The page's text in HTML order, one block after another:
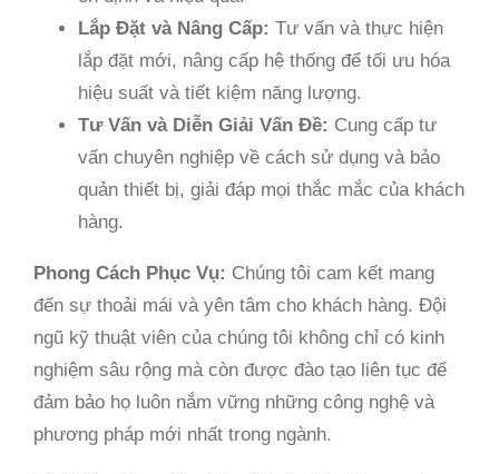
Lắp Đặt và Nâng Cấp: Tư vấn và thực hiện
lắp đặt mới, nâng cấp hệ thống để tối ưu hóa
hiệu suất và tiết kiệm năng lượng.
Tư Vấn và Diễn Giải Vấn Đề: Cung cấp tư
vấn chuyên nghiệp về cách sử dụng và bảo
quản thiết bị, giải đáp mọi thắc mắc của khách
hàng.
Phong Cách Phục Vụ: Chúng tôi cam kết mang
đến sự thoải mái và yên tâm cho khách hàng. Đội
ngũ kỹ thuật viên của chúng tôi không chỉ có kinh
nghiệm sâu rộng mà còn được đào tạo liên tục để
đảm bảo họ luôn nắm vững những công nghệ và
phương pháp mới nhất trong ngành.